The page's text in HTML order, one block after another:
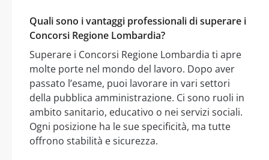
Quali sono i vantaggi professionali di superare i
Concorsi Regione Lombardia?
Superare i Concorsi Regione Lombardia ti apre
molte porte nel mondo del lavoro. Dopo aver
passato l’esame, puoi lavorare in vari settori
della pubblica amministrazione. Ci sono ruoli in
ambito sanitario, educativo o nei servizi sociali.
Ogni posizione ha le sue specificità, ma tutte
offrono stabilità e sicurezza.